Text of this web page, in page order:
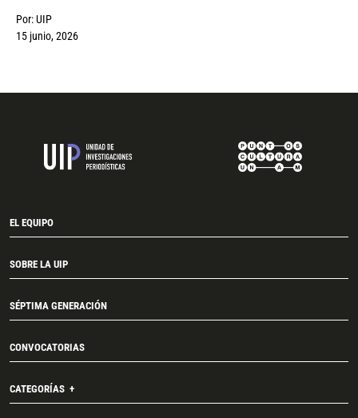
Por:UIP
15 junio, 2026
EL EQUIPO
SOBRE LA UIP
SÉPTIMA GENERACIÓN
CONVOCATORIAS
CATEGORÍAS